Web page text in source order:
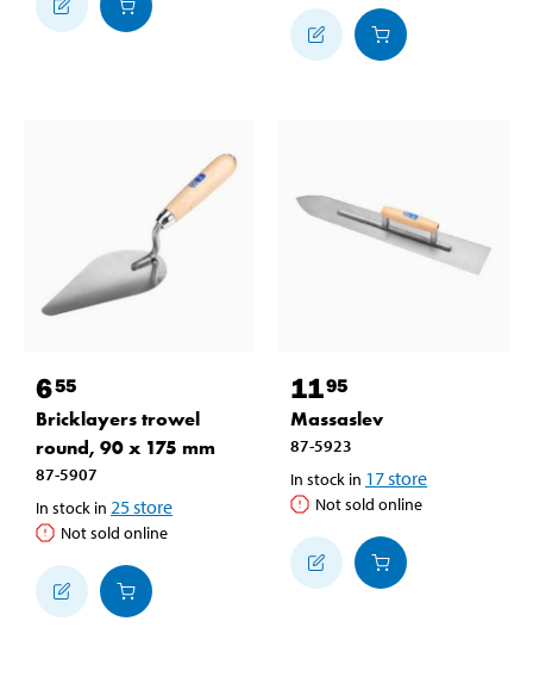
655
Bricklayers trowel
round, 90 x 175 mm
87-5907
In stock in 25store
Not sold online
1195
Massaslev
87-5923
In stock in 17store
Not sold online